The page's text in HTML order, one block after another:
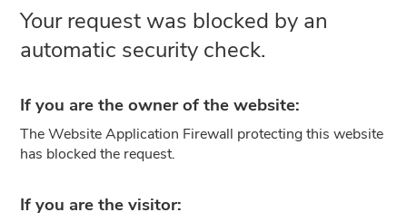
Your request was blocked by an
automatic security check.
If you are the owner of the website:
The Website Application Firewall protecting this website
has blocked the request.
If you are the visitor: